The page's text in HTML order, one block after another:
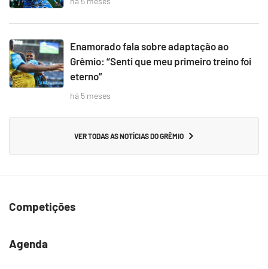
Enamorado fala sobre adaptação ao
Grêmio: “Senti que meu primeiro treino foi
eterno”
há 5 meses
VER TODAS AS NOTÍCIAS DO GRÊMIO
Competições
Agenda